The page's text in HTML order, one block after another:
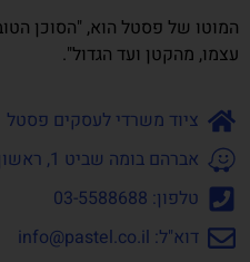
המוטו של פסטל הוא, "הסוכן
עצמו, מהקטן ועד הגדול".
ציוד משרדי לעסקים פסטל
אברהם בומה שביט 1, ראשון לציון
טלפון: 03-5588688
דוא"ל: info@pastel.co.il